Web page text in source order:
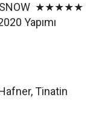
SNOW ★★★★★
Yapımı
Tinatin